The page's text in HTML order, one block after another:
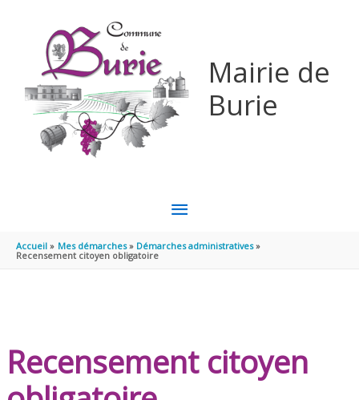
Mairie de
Burie
MENU
PRINCIPAL
Accueil Mes démarches
Démarches administratives
Recensement citoyen obligatoire
Recensement citoyen